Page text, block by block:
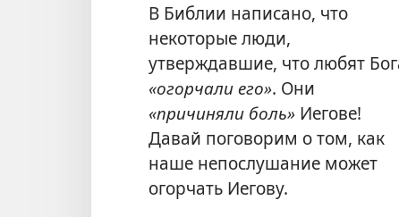
В Библии написано, что
некоторые люди,
утверждавшие, что любят
«огорчали его». Они
«причиняли боль» Иегове!
Давай поговорим о том, как
наше непослушание может
огорчать Иегову.